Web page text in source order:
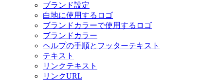
ブランド設定
白地に使用するロゴ
ブランドカラーで使用するロゴ
ブランドカラー
ヘルプの手順とフッターテキスト
テキスト
リンクテキスト
リンクURL